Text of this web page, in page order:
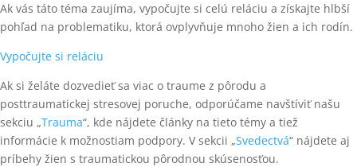
Ak vás táto téma zaujíma, vypočujte si celú reláciu a získajte hlbší
pohľad na problematiku, ktorá ovplyvňuje mnoho žien a ich rodín.
Vypočujte si reláciu
Ak si želáte dozvedieť sa viac o traume z pôrodu a
posttraumatickej stresovej poruche, odporúčame navštíviť našu
sekciu „Trauma“, kde nájdete články na tieto témy a tiež
informácie k možnostiam podpory. V sekcii „Svedectvá“ nájdete aj
príbehy žien s traumatickou pôrodnou skúsenosťou.